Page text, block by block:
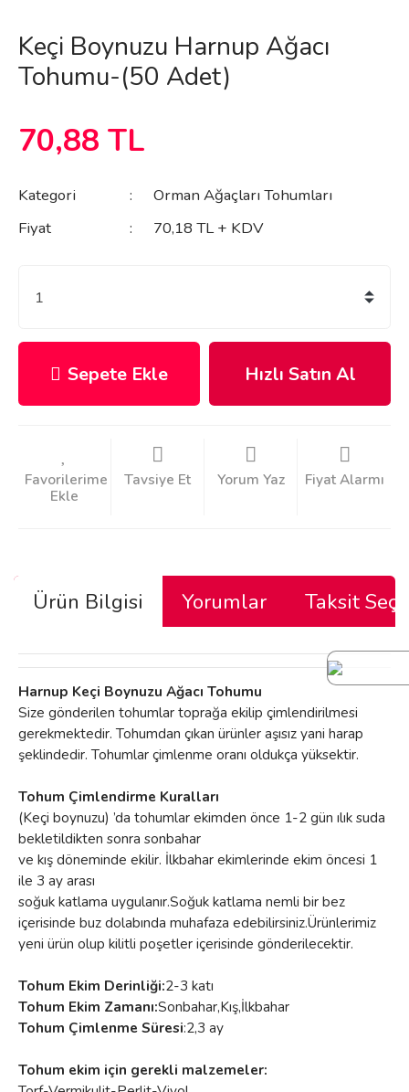
Keçi Boynuzu Harnup Ağacı
Tohumu-(50 Adet)
70,88 TL
Kategori
Orman Ağaçları Tohumları
Fiyat
70,18 TL + KDV
Sepete Ekle Hızlı Satın Al
Tavsiye Et Yorum Yaz Fiyat Alarmı
Ürün Bilgisi Yorumlar Taksit
Harnup Keçi Boynuzu Ağacı Tohumu
Size gönderilen tohumlar toprağa ekilip çimlendirilmesi
gerekmektedir. Tohumdan çıkan ürünler aşısız yani harap
şeklindedir. Tohumlar çimlenme oranı oldukça yüksektir.
Tohum Çimlendirme Kuralları
(Keçi boynuzu) ’da tohumlar ekimden önce 1-2 gün ılık suda
bekletildikten sonra sonbahar
ve kış döneminde ekilir. İlkbahar ekimlerinde ekim öncesi 1
ile 3 ay arası
soğuk katlama uygulanır.Soğuk katlama nemli bir bez
içerisinde buz dolabında muhafaza edebilirsiniz.Ürünlerimiz
yeni ürün olup kilitli poşetler içerisinde gönderilecektir.
Tohum Ekim Derinliği:2-3 katı
Tohum Ekim Zamanı:Sonbahar,Kış,İlkbahar
Tohum Çimlenme Süresi:2,3 ay
Tohum ekim için gerekli malzemeler: